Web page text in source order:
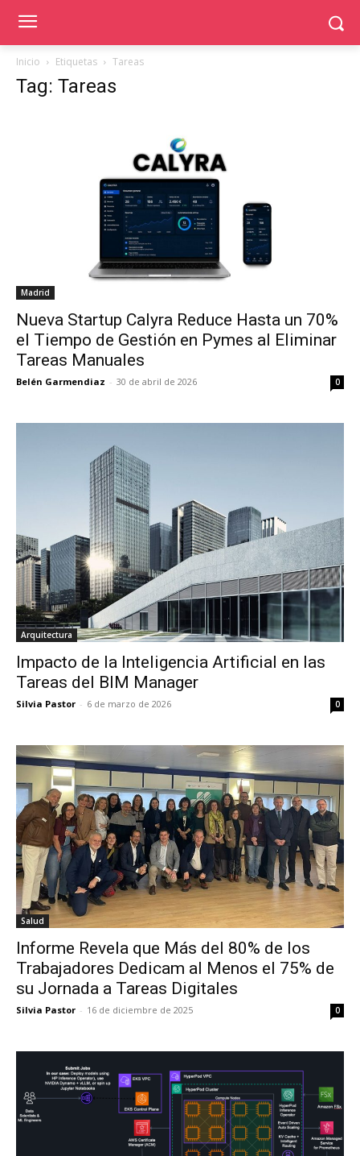
Inicio Etiquetas Tareas
Tag: Tareas
Madrid
Nueva Startup Calyra Reduce Hasta un 70%
el Tiempo de Gestión en Pymes al Eliminar
Tareas Manuales
Belén Garmendiaz - 30 de abril de 2026 0
Arquitectura
Impacto de la Inteligencia Artificial en las
Tareas del BIM Manager
Silvia Pastor - 6 de marzo de 2026 0
Salud
Informe Revela que Más del 80% de los
Trabajadores Dedicam al Menos el 75% de
su Jornada a Tareas Digitales
Silvia Pastor - 16 de diciembre de 2025 0